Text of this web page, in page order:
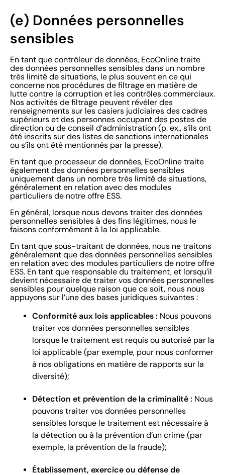
(e) Données personnelles
sensibles
En tant que contrôleur de données, EcoOnline traite
des données personnelles sensibles dans un nombre
très limité de situations, le plus souvent en ce qui
concerne nos procédures de filtrage en matière de
lutte contre la corruption et les contrôles commerciaux.
Nos activités de filtrage peuvent révéler des
renseignements sur les casiers judiciaires des cadres
supérieurs et des personnes occupant des postes de
direction ou de conseil d’administration (p. ex., s’ils ont
été inscrits sur des listes de sanctions internationales
ou s’ils ont été mentionnés par la presse).
En tant que processeur de données, EcoOnline traite
également des données personnelles sensibles
uniquement dans un nombre très limité de situations,
généralement en relation avec des modules
particuliers de notre offre ESS.
En général, lorsque nous devons traiter des données
personnelles sensibles à des fins légitimes, nous le
faisons conformément à la loi applicable.
En tant que sous-traitant de données, nous ne traitons
généralement que des données personnelles sensibles
en relation avec des modules particuliers de notre offre
ESS. En tant que responsable du traitement, et lorsqu’il
devient nécessaire de traiter vos données personnelles
sensibles pour quelque raison que ce soit, nous nous
appuyons sur l’une des bases juridiques suivantes :
Conformité aux lois applicables : Nous pouvons
traiter vos données personnelles sensibles
lorsque le traitement est requis ou autorisé par la
loi applicable (par exemple, pour nous conformer
à nos obligations en matière de rapports sur la
diversité);
Détection et prévention de la criminalité : Nous
pouvons traiter vos données personnelles
sensibles lorsque le traitement est nécessaire à
la détection ou à la prévention d’un crime (par
exemple, la prévention de la fraude);
Établissement, exercice ou défense de